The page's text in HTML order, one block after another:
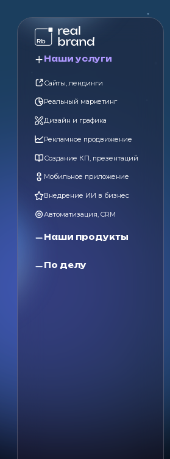
Наши услуги
Сайты, лендинги
Реальный маркетинг
Дизайн и графика
Рекламное продвижение
Создание КП, презентаций
Мобильное приложение
Внедрение ИИ в бизнес
Автоматизация, CRM
Наши продукты
По делу